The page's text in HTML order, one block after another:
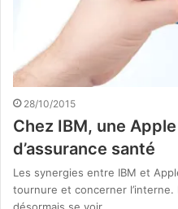
28/10/2015
Chez IBM, une
d’assurance santé
Les synergies entre IBM et
tournure et concerner l’interne.